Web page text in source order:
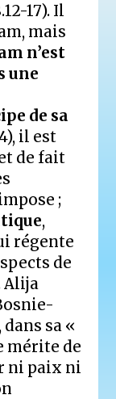
17). Il
mais
n’est
une
de sa
il est
de fait
;
,
régente
de
Alija
sa «
mérite de
ni paix ni